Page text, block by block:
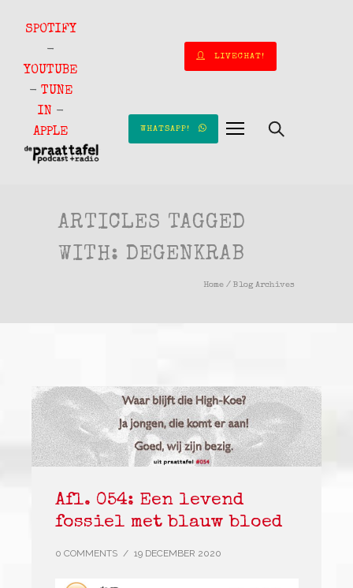
SPOTIFY
-
YOUTUBE
- TUNE
IN -
APPLE
LIVECHAT!
WHATSAPP!
ARTICLES TAGGED
WITH: DEGENKRAB
Home / Blog Archives
Afl. 054: Een levend
fossiel met blauw bloed
0 COMMENTS / 19 DECEMBER 2020